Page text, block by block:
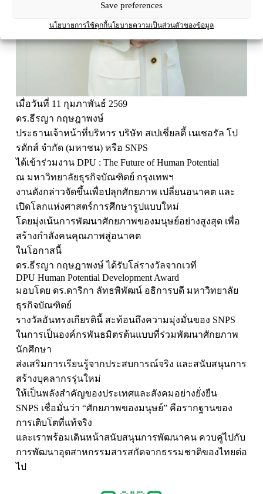
Save preferences
นโยบายการใช้คุกกี้นโยบายความเป็นส่วนตัวของข้อมูล
เมื่อวันที่ 11 กุมภาพันธ์ 2569
ดร.ธีรญา กฤษฎาพงษ์
ประธานเจ้าหน้าที่บริหาร บริษัท สเปเชี่ยลตี้ เนเชอรัล โป
รดักส์ จำกัด (มหาชน) หรือ SNPS
ได้เข้าร่วมงาน DPU : The Future of Human Potential
ณ มหาวิทยาลัยธุรกิจบัณฑิตย์ กรุงเทพฯ
งานดังกล่าวจัดขึ้นเพื่อปลุกศักยภาพ เปลี่ยนอนาคต และ
เปิดโลกแห่งศาสตร์การศึกษารูปแบบใหม่
โดยมุ่งเน้นการพัฒนาศักยภาพของมนุษย์อย่างสูงสุด เพื่อ
สร้างกำลังคนคุณภาพสู่อนาคต
ในโอกาสนี้
ดร.ธีรญา กฤษฎาพงษ์ ได้รับโล่รางวัลจากเวที
DPU Human Potential Development Award
มอบโดย ดร.ดาริกา ลัทธพิพัฒน์ อธิการบดี มหาวิทยาลัย
ธุรกิจบัณฑิตย์
รางวัลอันทรงเกียรตินี้ สะท้อนถึงความมุ่งมั่นของ SNPS
ในการเป็นองค์กรพันธมิตรต้นแบบที่ร่วมพัฒนาศักยภาพ
นักศึกษา
ส่งเสริมการเรียนรู้จากประสบการณ์จริง และสนับสนุนการ
สร้างบุคลากรรุ่นใหม่
ให้เป็นพลังสำคัญของประเทศและสังคมอย่างยั่งยืน
SNPS เชื่อมั่นว่า “ศักยภาพของมนุษย์” คือรากฐานของ
การเติบโตที่แท้จริง
และเราพร้อมเดินหน้าสนับสนุนการพัฒนาคน ควบคู่ไปกับ
การพัฒนาอุตสาหกรรมสารสกัดจากธรรมชาติของไทยต่อ
ไป